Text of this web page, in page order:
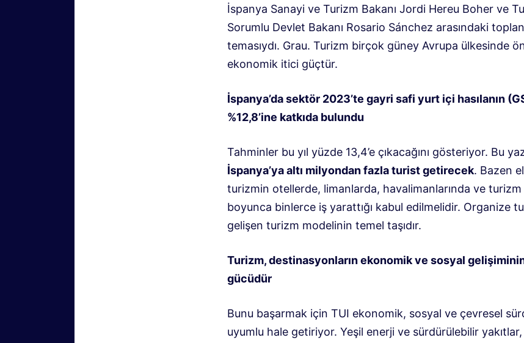
İspanya Sanayi ve Turizm Bakanı Jordi Hereu Boher ve
Sorumlu Devlet Bakanı Rosario Sánchez arasındaki
temasıydı. Grau. Turizm birçok güney Avrupa ülkesinde
ekonomik itici güçtür.
İspanya’da sektör 2023’te gayri safi yurt içi hasılanın
%12,8’ine katkıda bulundu
Tahminler bu yıl yüzde 13,4’e çıkacağını gösteriyor. Bu
İspanya’ya altı milyondan fazla turist getirecek. Bazen
turizmin otellerde, limanlarda, havalimanlarında ve
boyunca binlerce iş yarattığı kabul edilmelidir. Organize
gelişen turizm modelinin temel taşıdır.
Turizm, destinasyonların ekonomik ve sosyal
gücüdür
Bunu başarmak için TUI ekonomik, sosyal ve çevresel
uyumlu hale getiriyor. Yeşil enerji ve sürdürülebilir